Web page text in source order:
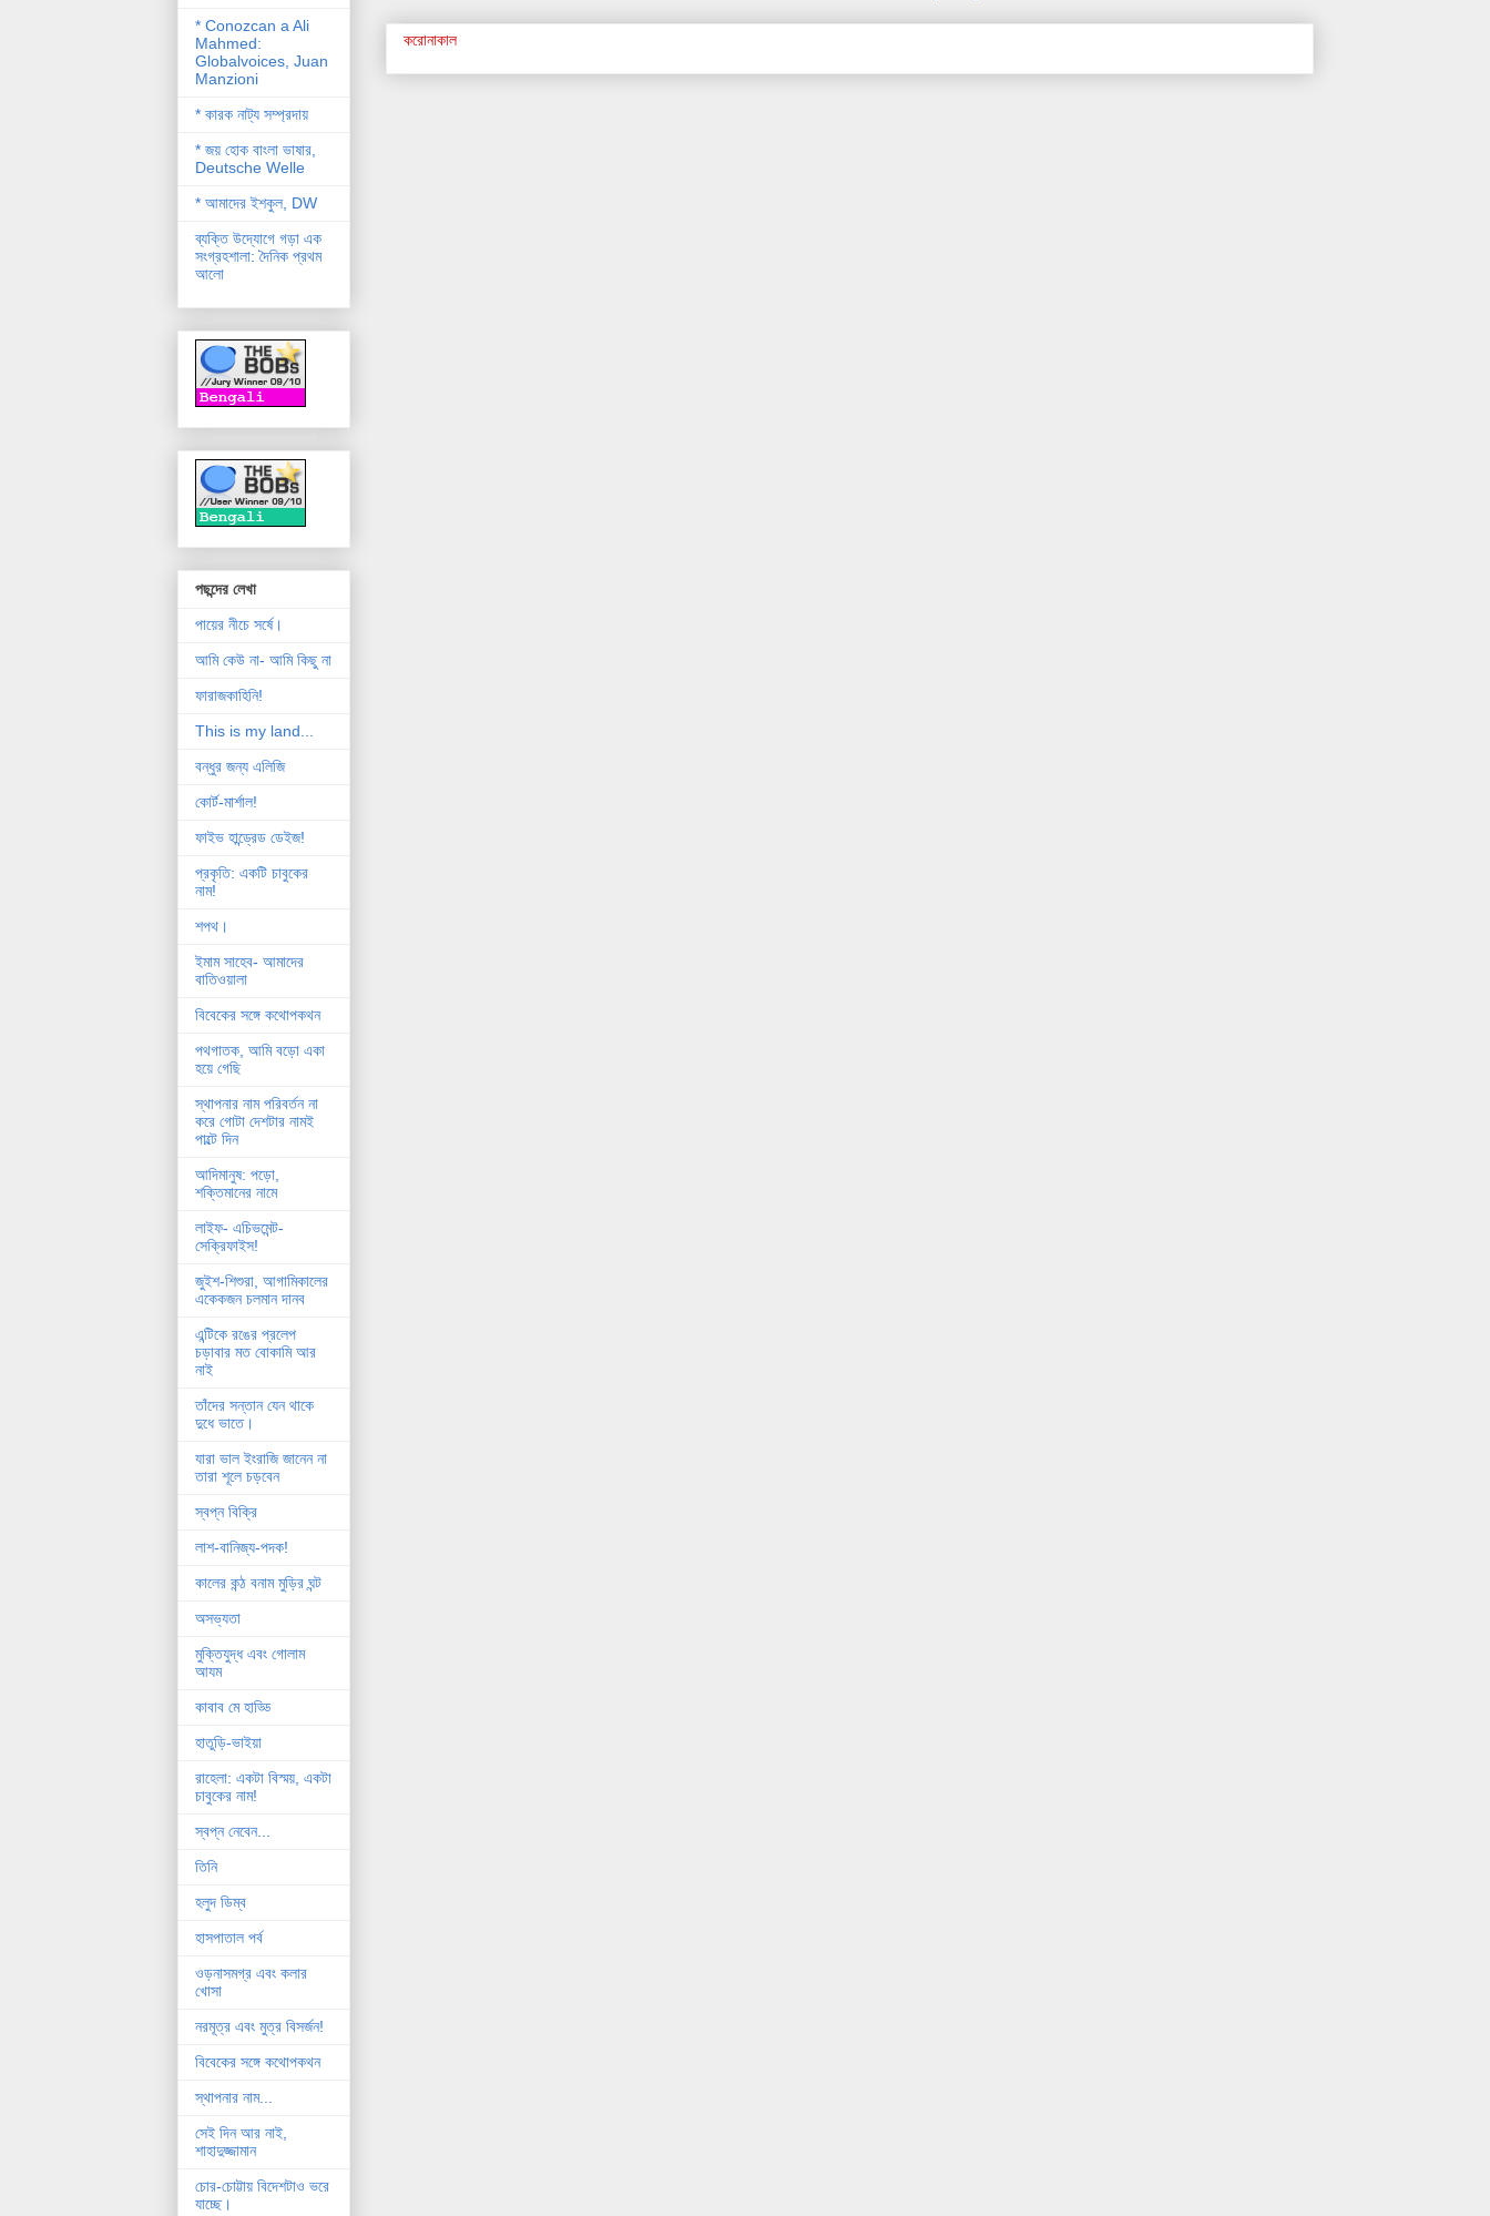
করোনাকাল
* Conozcan a Ali
Mahmed:
Globalvoices, Juan
Manzioni
* কারক নাট্য সম্প্রদায়
* জয় হোক বাংলা ভাষার,
Deutsche Welle
* আমাদের ইশকুল, DW
ব্যক্তি উদ্যোগে গড়া এক
সংগ্রহশালা: দৈনিক প্রথম
আলো
পছন্দের লেখা
পায়ের নীচে সর্ষে।
আমি কেউ না- আমি কিছু না
ফারাজকাহিনি!
This is my land...
বন্ধুর জন্য এলিজি
কোর্ট-মার্শাল!
ফাইভ হান্ড্রেড ডেইজ!
প্রকৃতি: একটি চাবুকের
নাম!
শপথ।
ইমাম সাহেব- আমাদের
বাতিওয়ালা
বিবেকের সঙ্গে কথোপকথন
পথগাতক, আমি বড়ো একা
হয়ে গেছি
স্থাপনার নাম পরিবর্তন না
করে গোটা দেশটার নামই
পাল্টে দিন
আদিমানুষ: পড়ো,
শক্তিমানের নামে
লাইফ- এচিভমেন্ট-
সেক্রিফাইস!
জুইশ-শিশুরা, আগামিকালের
একেকজন চলমান দানব
এন্টিকে রঙের প্রলেপ
চড়াবার মত বোকামি আর
নাই
তাঁদের সন্তান যেন থাকে
দুধে ভাতে।
যারা ভাল ইংরাজি জানেন না
তারা শূলে চড়বেন
স্বপ্ন বিক্রি
লাশ-বানিজ্য-পদক!
কালের কন্ঠ বনাম মুড়ির ঘন্ট
অসভ্যতা
মুক্তিযুদ্ধ এবং গোলাম
আযম
কাবাব মে হাড্ডি
হাতুড়ি-ভাইয়া
রাহেলা: একটা বিস্ময়, একটা
চাবুকের নাম!
স্বপ্ন নেবেন...
তিনি
হলুদ ডিম্ব
হাসপাতাল পর্ব
ওড়নাসমগ্র এবং কলার
খোসা
নরমূত্র এবং মুত্র বিসর্জন!
বিবেকের সঙ্গে কথোপকথন
স্থাপনার নাম...
সেই দিন আর নাই,
শাহাদুজ্জামান
চোর-চোট্টায় বিদেশটাও ভরে
যাচ্ছে।